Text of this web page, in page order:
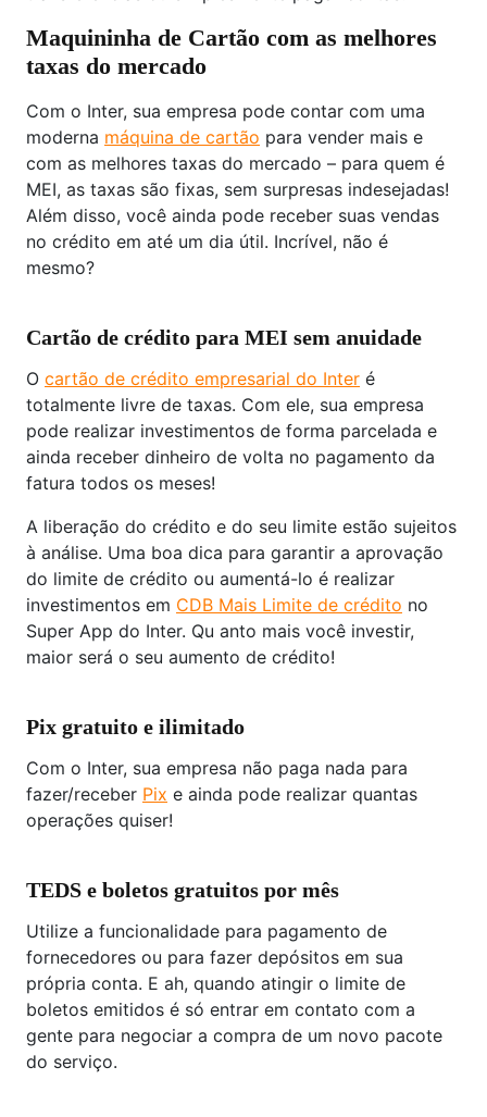
Maquininha de Cartão com as melhores
taxas do mercado
Com o Inter, sua empresa pode contar com uma
moderna máquina de cartão para vender mais e
com as melhores taxas do mercado – para quem é
MEI, as taxas são fixas, sem surpresas indesejadas!
Além disso, você ainda pode receber suas vendas
no crédito em até um dia útil. Incrível, não é
mesmo?
Cartão de crédito para MEI sem anuidade
O cartão de crédito empresarial do Inter é
totalmente livre de taxas. Com ele, sua empresa
pode realizar investimentos de forma parcelada e
ainda receber dinheiro de volta no pagamento da
fatura todos os meses!
A liberação do crédito e do seu limite estão sujeitos
à análise. Uma boa dica para garantir a aprovação
do limite de crédito ou aumentá-lo é realizar
investimentos em CDB Mais Limite de crédito no
Super App do Inter. Qu anto mais você investir,
maior será o seu aumento de crédito!
Pix gratuito e ilimitado
Com o Inter, sua empresa não paga nada para
fazer/receber Pix e ainda pode realizar quantas
operações quiser!
TEDS e boletos gratuitos por mês
Utilize a funcionalidade para pagamento de
fornecedores ou para fazer depósitos em sua
própria conta. E ah, quando atingir o limite de
boletos emitidos é só entrar em contato com a
gente para negociar a compra de um novo pacote
do serviço.